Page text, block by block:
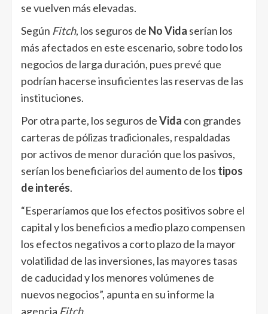
se vuelven más elevadas.
Según Fitch, los seguros de No Vida serían los
más afectados en este escenario, sobre todo los
negocios de larga duración, pues prevé que
podrían hacerse insuficientes las reservas de las
instituciones.
Por otra parte, los seguros deVida con grandes
carteras de pólizas tradicionales, respaldadas
por activos de menor duración que los pasivos,
serían los beneficiarios del aumento de los tipos
de interés.
“Esperaríamos que los efectos positivos sobre el
capital y los beneficios a medio plazo compensen
los efectos negativos a corto plazo de la mayor
volatilidad de las inversiones, las mayores tasas
de caducidad y los menores volúmenes de
nuevos negocios”, apunta en su informe la
agencia Fitch.